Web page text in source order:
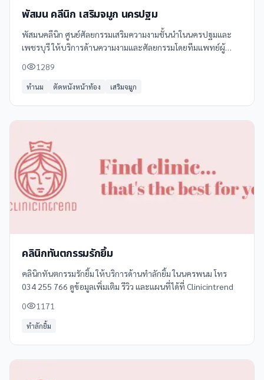
พัสมน คลีนิก เสริมจมูก นครปฐม
พัสมนคลีนิก ศูนย์ศัลยกรรมเสริมความงามชั้นนำในนครปฐมและ
เพชรบุรี ให้บริการด้านความงามและศัลยกรรมโดยทีมแพทย์ผู้
บริการของเราครอบคลุมทั้งการเสริมจมูก
0 1289
ทำนม ตัดหนังหน้าท้อง เสริมจมูก
คลินิกทันตกรรมรักยิ้ม
คลินิกทันตกรรมรักยิ้ม ให้บริการด้านทำลักยิ้ม ในนครพนม โทร
034 255 766 ดูข้อมูลเพิ่มเติม รีวิว และแผนที่ได้ที่ Clinicintrend
0
1171
ทำลักยิ้ม